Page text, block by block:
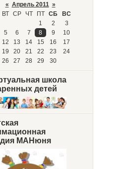
« Апрель 2011 »
ВТ СР ЧТ ПТ СБ
ВС
1
2
3
5 6 7 8 9
10
12 13 14 15 16
17
19 20 21 22 23
24
26 27 28 29 30
школа
детей
МАНюня